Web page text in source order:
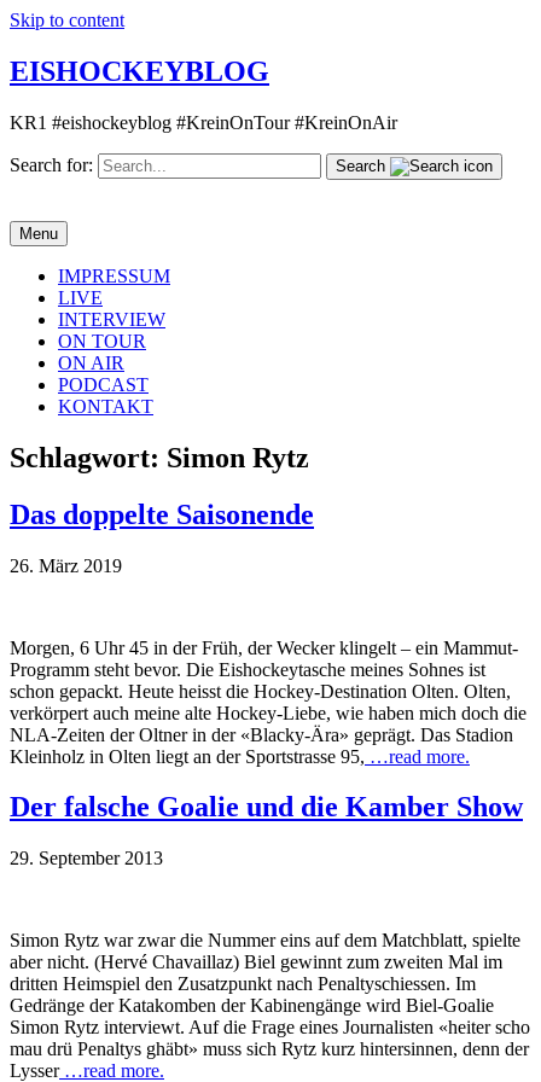
Skip to content
EISHOCKEYBLOG
KR1 #eishockeyblog #KreinOnTour #KreinOnAir
Search for: Search
Menu
IMPRESSUM
LIVE
INTERVIEW
ON TOUR
ON AIR
PODCAST
KONTAKT
Schlagwort: Simon Rytz
Das doppelte Saisonende
26. März 2019
Morgen, 6 Uhr 45 in der Früh, der Wecker klingelt – ein Mammut-
Programm steht bevor. Die Eishockeytasche meines Sohnes ist
schon gepackt. Heute heisst die Hockey-Destination Olten. Olten,
verkörpert auch meine alte Hockey-Liebe, wie haben mich doch die
NLA-Zeiten der Oltner in der «Blacky-Ära» geprägt. Das Stadion
Kleinholz in Olten liegt an der Sportstrasse 95, …read more.
Der falsche Goalie und die Kamber Show
29. September 2013
Simon Rytz war zwar die Nummer eins auf dem Matchblatt, spielte
aber nicht. (Hervé Chavaillaz) Biel gewinnt zum zweiten Mal im
dritten Heimspiel den Zusatzpunkt nach Penaltyschiessen. Im
Gedränge der Katakomben der Kabinengänge wird Biel-Goalie
Simon Rytz interviewt. Auf die Frage eines Journalisten «heiter scho
mau drü Penaltys ghäbt» muss sich Rytz kurz hintersinnen, denn der
Lysser…read more.